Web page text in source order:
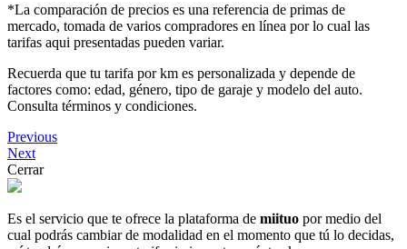
*La comparación de precios es una referencia de primas de
mercado, tomada de varios compradores en línea por lo cual las
tarifas aqui presentadas pueden variar.
Recuerda que tu tarifa por km es personalizada y depende de
factores como: edad, género, tipo de garaje y modelo del auto.
Consulta términos y condiciones.
Previous
Next
Cerrar
Es el servicio que te ofrece la plataforma de miituo por medio del
cual podrás cambiar de modalidad en el momento que tú lo decidas,